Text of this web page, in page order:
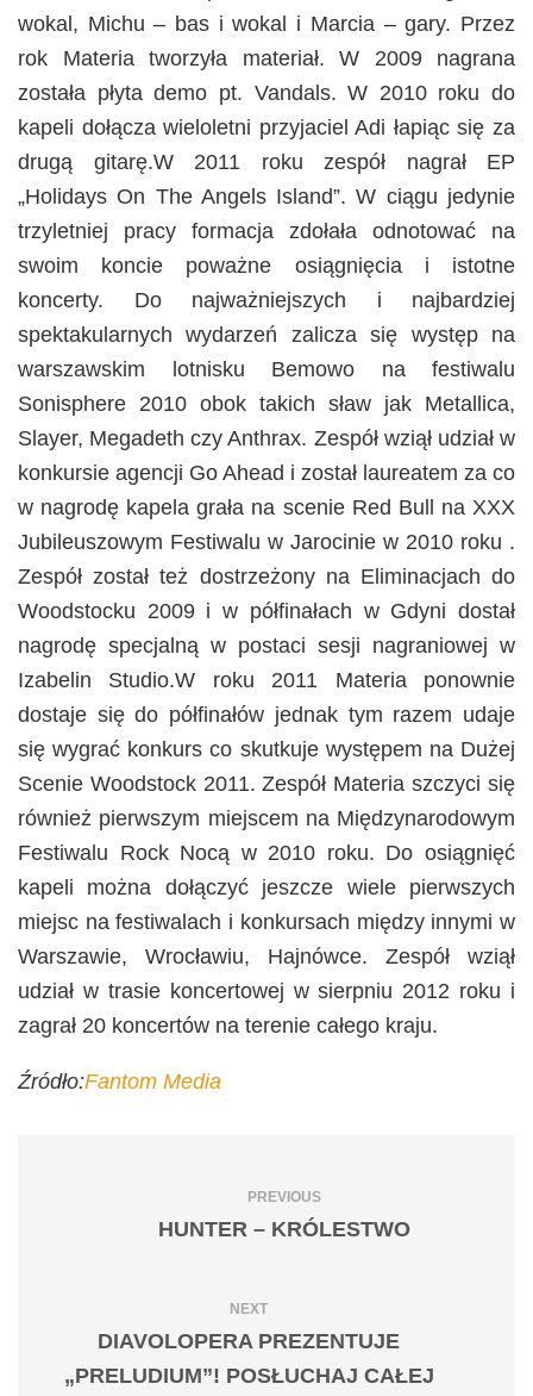
wokal, Michu – bas i wokal i Marcia – gary. Przez
rok Materia tworzyła materiał. W 2009 nagrana
została płyta demo pt. Vandals. W 2010 roku do
kapeli dołącza wieloletni przyjaciel Adi łapiąc się za
drugą gitarę.W 2011 roku zespół nagrał EP
„Holidays On The Angels Island”. W ciągu jedynie
trzyletniej pracy formacja zdołała odnotować na
swoim koncie poważne osiągnięcia i istotne
koncerty. Do najważniejszych i najbardziej
spektakularnych wydarzeń zalicza się występ na
warszawskim lotnisku Bemowo na festiwalu
Sonisphere 2010 obok takich sław jak Metallica,
Slayer, Megadeth czy Anthrax. Zespół wziął udział w
konkursie agencji Go Ahead i został laureatem za co
w nagrodę kapela grała na scenie Red Bull na XXX
Jubileuszowym Festiwalu w Jarocinie w 2010 roku .
Zespół został też dostrzeżony na Eliminacjach do
Woodstocku 2009 i w półfinałach w Gdyni dostał
nagrodę specjalną w postaci sesji nagraniowej w
Izabelin Studio.W roku 2011 Materia ponownie
dostaje się do półfinałów jednak tym razem udaje
się wygrać konkurs co skutkuje występem na Dużej
Scenie Woodstock 2011. Zespół Materia szczyci się
również pierwszym miejscem na Międzynarodowym
Festiwalu Rock Nocą w 2010 roku. Do osiągnięć
kapeli można dołączyć jeszcze wiele pierwszych
miejsc na festiwalach i konkursach między innymi w
Warszawie, Wrocławiu, Hajnówce. Zespół wziął
udział w trasie koncertowej w sierpniu 2012 roku i
zagrał 20 koncertów na terenie całego kraju.
Źródło:Fantom Media
PREVIOUS
HUNTER – KRÓLESTWO
NEXT
DIAVOLOPERA PREZENTUJE
„PRELUDIUM”! POSŁUCHAJ CAŁEJ